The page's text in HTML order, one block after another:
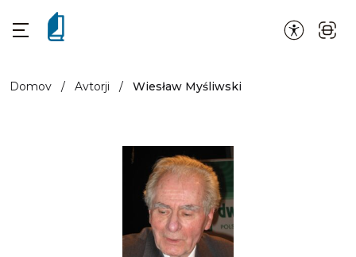
Domov / Avtorji / Wiesław Myśliwski